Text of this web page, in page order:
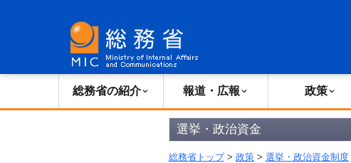
総務省の紹介 報道・広報 政策
選挙・政治資金
総務省トップ> 政策 > 選挙・政治資金制度